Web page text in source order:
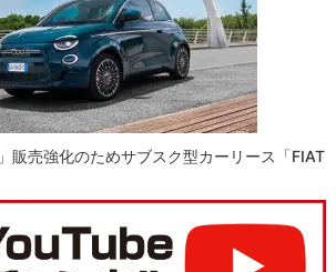
販売強化のためサブスク型カーリース「FIAT